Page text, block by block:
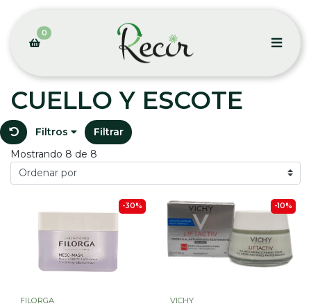
0
CUELLO Y ESCOTE
Filtros
Filtrar
Mostrando 8 de 8
-30%
FILORGA
-10%
VICHY